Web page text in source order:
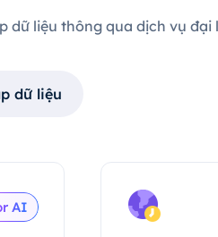
liệu thông qua dịch vụ
dữ liệu
AI